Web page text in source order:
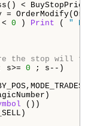
<
=
0 ) Print ( "
the stop
s>= 0 ; s--)
())